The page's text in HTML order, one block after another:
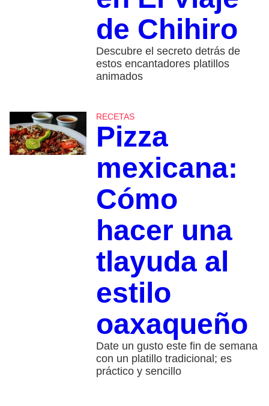
de Chihiro
Descubre el secreto detrás de
estos encantadores platillos
animados
RECETAS
Pizza
mexicana:
Cómo
hacer una
tlayuda al
estilo
oaxaqueño
Date un gusto este fin de semana
con un platillo tradicional; es
práctico y sencillo